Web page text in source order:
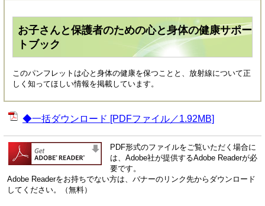
お子さんと保護者のための心と身体の健康サポー
トブック
このパンフレットは心と身体の健康を保つことと、放射線について正
しく知ってほしい情報を掲載しています。
◆一括ダウンロード [PDFファイル／1.92MB]
PDF形式のファイルをご覧いただく場合に
は、Adobe社が提供するAdobe Readerが必
要です。
Adobe Readerをお持ちでない方は、バナーのリンク先からダウンロード
してください。（無料）